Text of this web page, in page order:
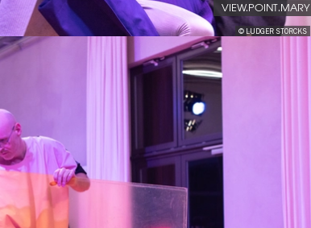
© LUDGER STORCKS
VIEW.POINT.MARY